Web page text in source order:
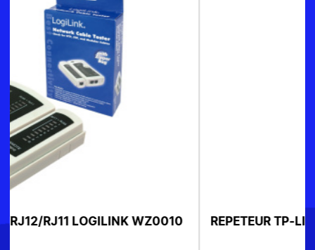
REPETEUR TP-LINK RE605X WIFI 6 AX1800